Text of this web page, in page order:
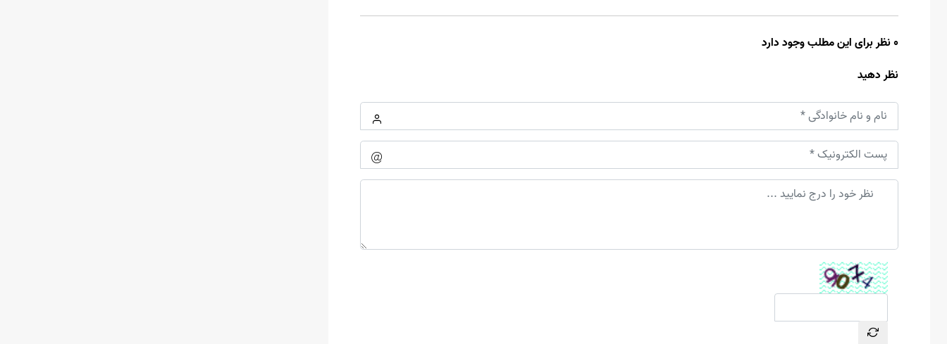
0 نظر برای این مطلب وجود دارد
نظر دهید